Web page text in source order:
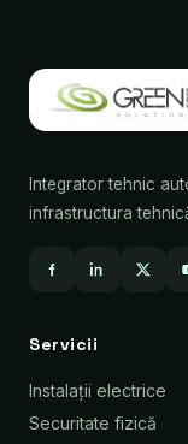
Integrator tehnic
infrastructura
Servicii
Instalații electrice
Securitate fizică